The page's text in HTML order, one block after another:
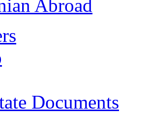
Abroad
Documents